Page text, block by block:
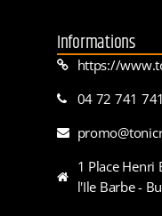
Informations
https://
04 72 741 741
1 Place Henri
l'Ile Barbe -